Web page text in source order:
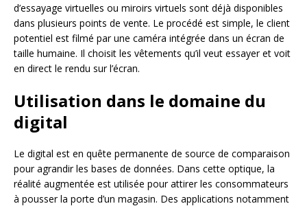
d’essayage virtuelles ou miroirs virtuels sont déjà disponibles
dans plusieurs points de vente. Le procédé est simple, le client
potentiel est filmé par une caméra intégrée dans un écran de
taille humaine. Il choisit les vêtements qu’il veut essayer et voit
en direct le rendu sur l’écran.
Utilisation dans le domaine du
digital
Le digital est en quête permanente de source de comparaison
pour agrandir les bases de données. Dans cette optique, la
réalité augmentée est utilisée pour attirer les consommateurs
à pousser la porte d’un magasin. Des applications notamment